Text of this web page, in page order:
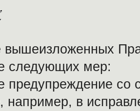
следующих мер:
предупреждение
например, в